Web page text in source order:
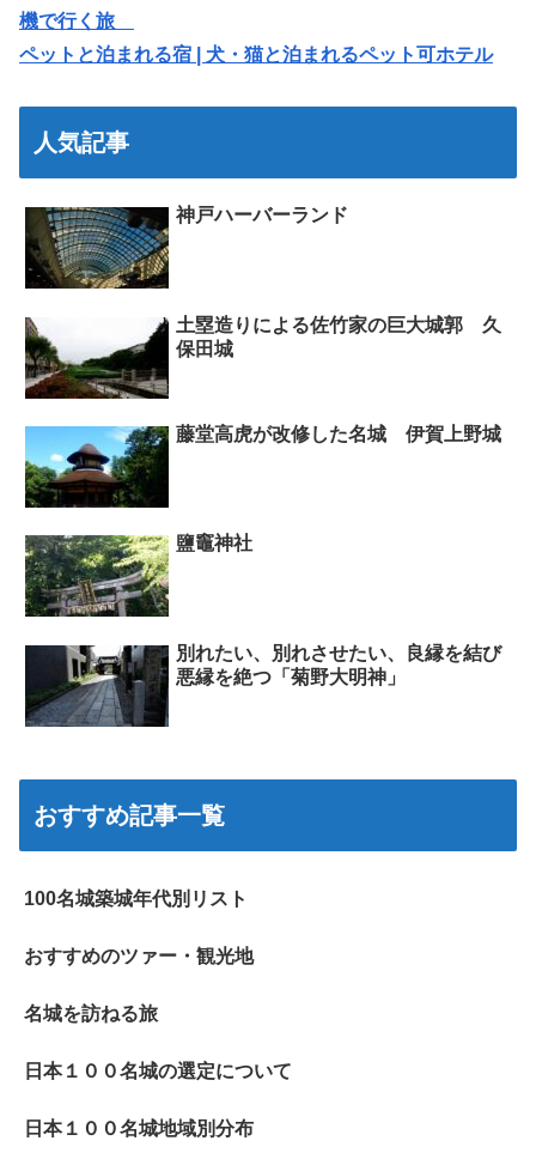
機で行く旅
ペットと泊まれる宿 | 犬・猫と泊まれるペット可ホテル
人気記事
神戸ハーバーランド
土塁造りによる佐竹家の巨大城郭 久
保田城
藤堂高虎が改修した名城 伊賀上野城
鹽竈神社
別れたい、別れさせたい、良縁を結び
悪縁を絶つ「菊野大明神」
おすすめ記事一覧
100名城築城年代別リスト
おすすめのツァー・観光地
名城を訪ねる旅
日本１００名城の選定について
日本１００名城地域別分布